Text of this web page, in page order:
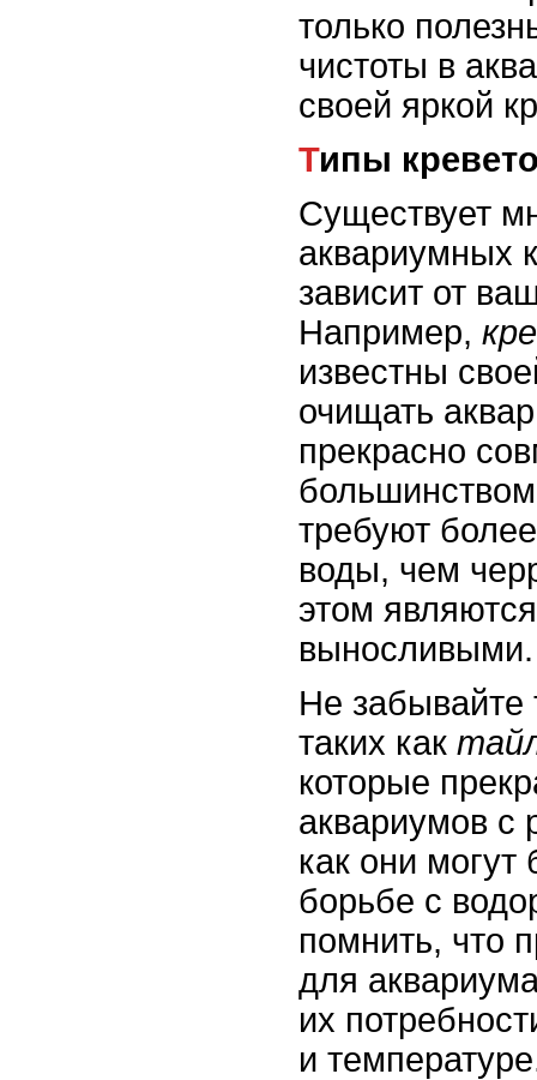
только
чистоты в
своей яркой
Типы
Существует
аквариумных
зависит от
Например,
известны
очищать
прекрасно
требуют
воды, чем
этом
выносливыми.
Не забывайте
таких как
которые
аквариумов с
как они
борьбе с
помнить, что
для
их
и